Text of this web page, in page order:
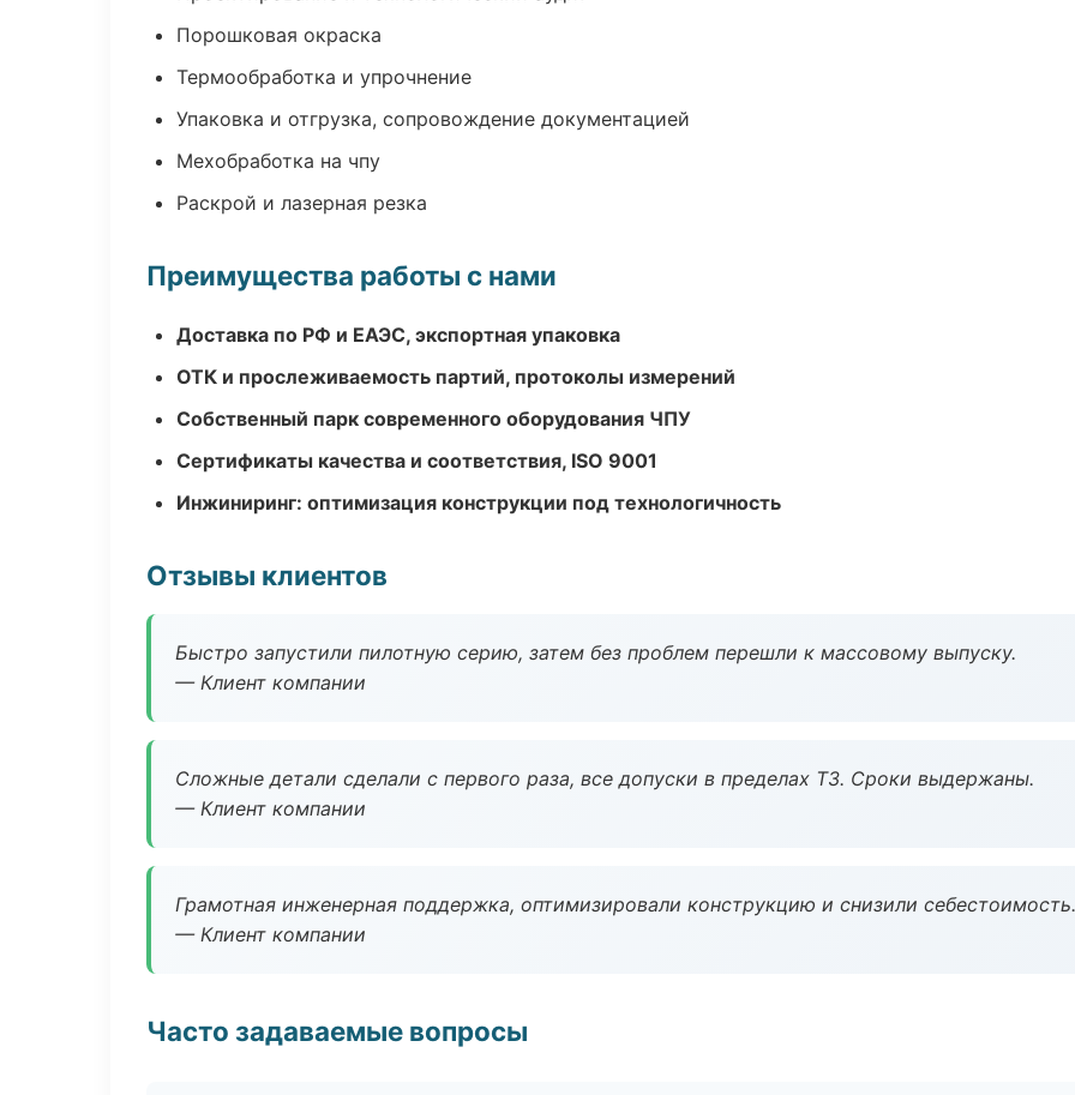
Порошковая окраска
Термообработка и упрочнение
Упаковка и отгрузка, сопровождение документацией
Мехобработка на чпу
Раскрой и лазерная резка
Преимущества работы с нами
Доставка по РФ и ЕАЭС, экспортная упаковка
ОТК и прослеживаемость партий, протоколы измерений
Собственный парк современного оборудования ЧПУ
Сертификаты качества и соответствия, ISO 9001
Инжиниринг: оптимизация конструкции под технологичность
Отзывы клиентов
Быстро запустили пилотную серию, затем без проблем перешли к массовому выпуску.
— Клиент компании
Сложные детали сделали с первого раза, все допуски в пределах ТЗ. Сроки выдержаны.
— Клиент компании
Грамотная инженерная поддержка, оптимизировали конструкцию и снизили себестоимость.
— Клиент компании
Часто задаваемые вопросы